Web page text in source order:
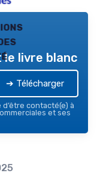
2026
livre blanc
➔ Télécharger
contacté(e) à
et ses